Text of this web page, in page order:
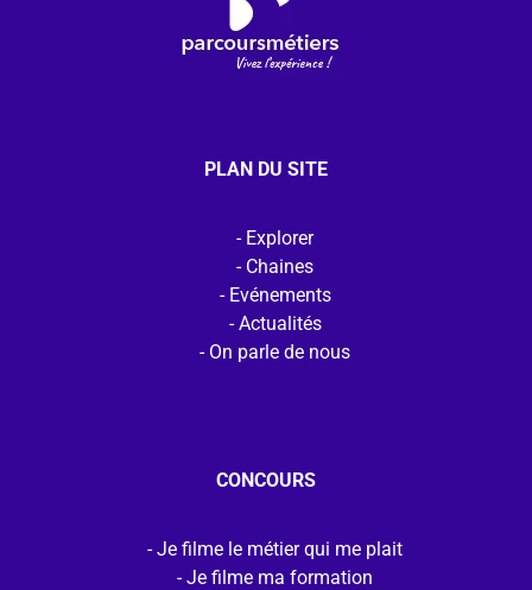
PLAN DU SITE
Explorer
Chaines
Evénements
Actualités
On parle de nous
CONCOURS
Je filme le métier qui me plait
Je filme ma formation